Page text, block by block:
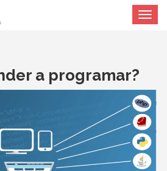
Toggle
a programar?